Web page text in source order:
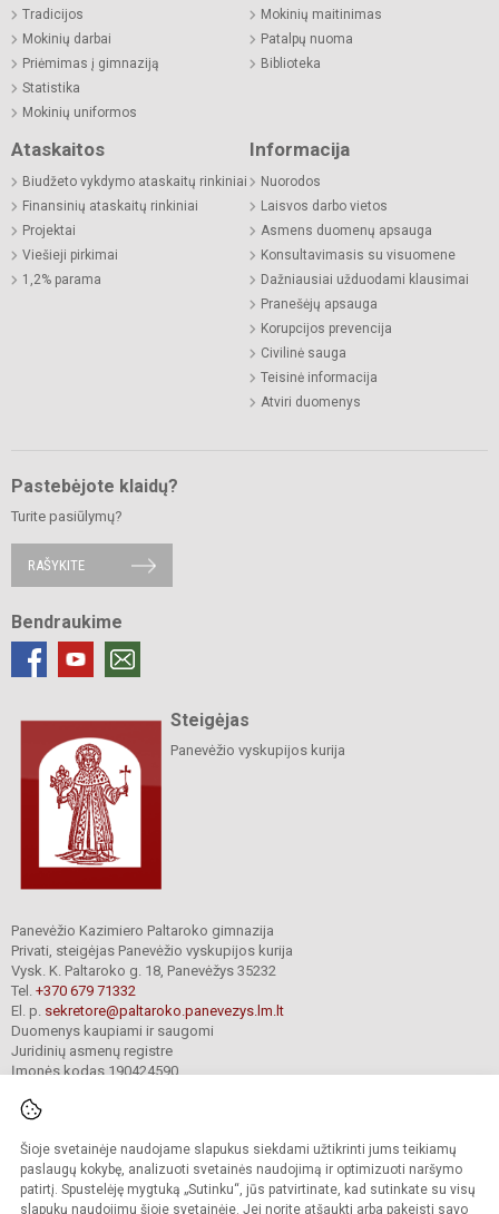
Šioje svetainėje naudojame slapukus siekdami užtikrinti jums teikiamų
paslaugų kokybę, analizuoti svetainės naudojimą ir optimizuoti naršymo
patirtį. Spustelėję mygtuką „Sutinku“, jūs patvirtinate, kad sutinkate su visų
slapukų naudojimu šioje svetainėje. Jei norite atšaukti arba pakeisti savo
Tradicijos
Mokinių darbai
Priėmimas į gimnaziją
Statistika
Mokinių uniformos
Mokinių maitinimas
Patalpų nuoma
Biblioteka
Ataskaitos
Biudžeto vykdymo ataskaitų rinkiniai
Finansinių ataskaitų rinkiniai
Projektai
Viešieji pirkimai
1,2% parama
Informacija
Nuorodos
Laisvos darbo vietos
Asmens duomenų apsauga
Konsultavimasis su visuomene
Dažniausiai užduodami klausimai
Pranešėjų apsauga
Korupcijos prevencija
Civilinė sauga
Teisinė informacija
Atviri duomenys
Pastebėjote klaidų?
Turite pasiūlymų?
RAŠYKITE
Bendraukime
Steigėjas
Panevėžio vyskupijos kurija
Panevėžio Kazimiero Paltaroko gimnazija
Privati, steigėjas Panevėžio vyskupijos kurija
Vysk. K. Paltaroko g. 18, Panevėžys 35232
Tel. +370 679 71332
El. p. sekretore@paltaroko.panevezys.lm.lt
Duomenys kaupiami ir saugomi
Juridinių asmenų registre
Įmonės kodas 190424590
© 2023. Panevėžio Kazimiero Paltaroko gimnazija. Visos teisės saugomos.
Kopijuoti turinį be raštiško įstaigos administracijos sutikimo griežtai draudžiama.
Versija neįgaliesiems Slapukų valdymas